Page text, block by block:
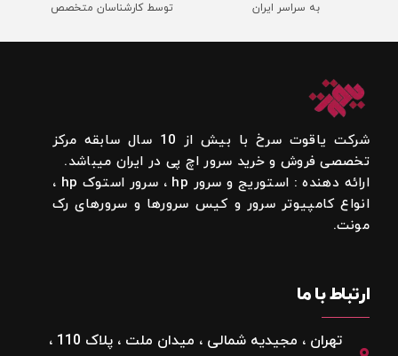
به سراسر ایران توسط کارشناسان متخصص
شرکت یاقوت سرخ با بیش از 10 سال سابقه مرکز
تخصصی فروش و خرید سرور اچ پی در ایران میباشد.
ارائه دهنده : استوریج و سرور hp ، سرور استوک hp ،
انواع کامپیوتر سرور و کیس سرورها و سرورهای رک
مونت.
ارتباط با ما
تهران ، مجیدیه شمالی ، میدان ملت ، پلاک 110 ،